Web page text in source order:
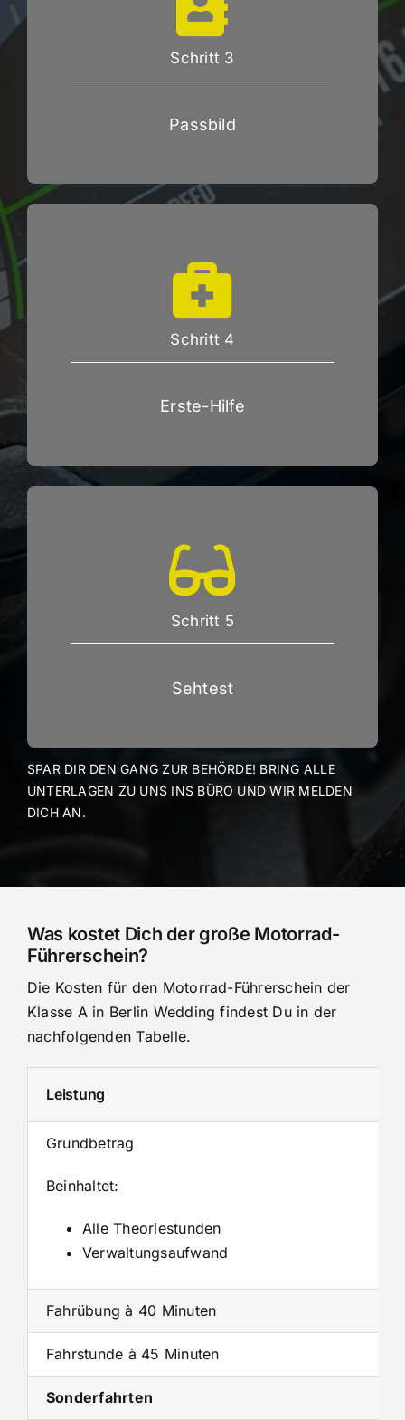
Schritt 3
Passbild
Schritt 4
Erste-Hilfe
Schritt 5
Sehtest
SPAR DIR DEN GANG ZUR BEHÖRDE! BRING ALLE
UNTERLAGEN ZU UNS INS BÜRO UND WIR MELDEN
DICH AN.
Was kostet Dich der große Motorrad-
Führerschein?
Die Kosten für den Motorrad-Führerschein der
Klasse A in Berlin Wedding findest Du in der
nachfolgenden Tabelle.
Leistung
Grundbetrag
Beinhaltet:
Alle Theoriestunden
Verwaltungsaufwand
Fahrübung à 40 Minuten
Fahrstunde à 45 Minuten
Sonderfahrten